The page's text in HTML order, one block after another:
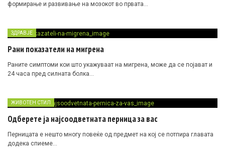
формирање и развивање на мозокот во првата…
ЗДРАВЈЕ
Рани показатели на мигрена
Раните симптоми кои што укажуваат на мигрена, може да се појават и
24 часа пред силната болка…
ЖИВОТЕН СТИЛ
Одберете ја најсоодветната перница за вас
Перницата е нешто многу повеќе од предмет на кој се потпира главата
додека спиеме…